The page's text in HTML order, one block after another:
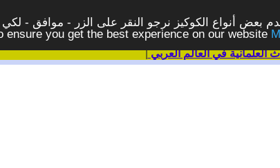
بعض أنواع الكوكيز نرجو النقر على الزر - موافق - لكي
you get the best experience on our website
| العلمانية في العالم العربي